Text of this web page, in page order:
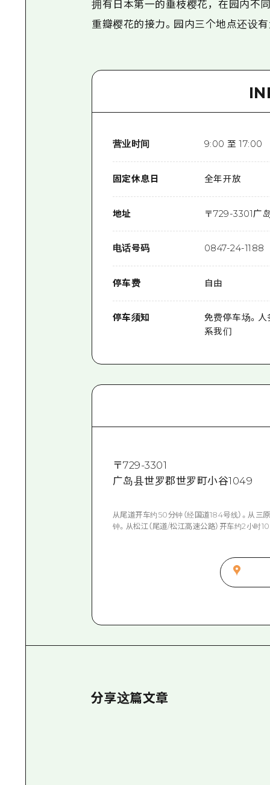
拥有日本第一的垂枝樱花，在园内不
重瓣樱花的接力。园内三个地点还设
营业时间 9:00 至 17:00
固定休息日 全年开放
地址 〒729-3301广
电话号码 0847-24-1188
停车费 自由
停车须知
免费停车场。
系我们
〒729-3301
广岛县世罗郡世罗町小谷1049
从尾道开车约50分钟（经国道184号线）。从
钟。从松江（尾道/松江高速公路）开车约2小时
分享这篇文章